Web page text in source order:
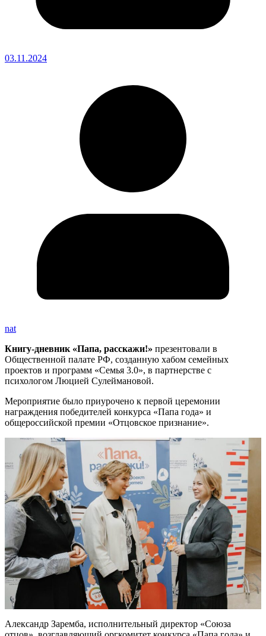
03.11.2024
nat
Книгу-дневник «Папа, расскажи!» презентовали в
Общественной палате РФ, созданную хабом семейных
проектов и программ «Семья 3.0», в партнерстве с
психологом Люцией Сулеймановой.
Мероприятие было приурочено к первой церемонии
награждения победителей конкурса «Папа года» и
общероссийской премии «Отцовское признание».
Александр Заремба, исполнительный директор «Союза